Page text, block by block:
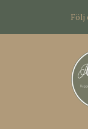
Följ